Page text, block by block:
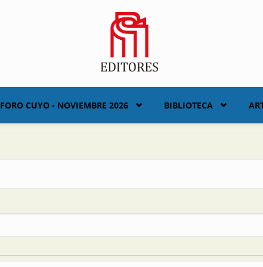
FORO CUYO - NOVIEMBRE 2026 BIBLIOTECA